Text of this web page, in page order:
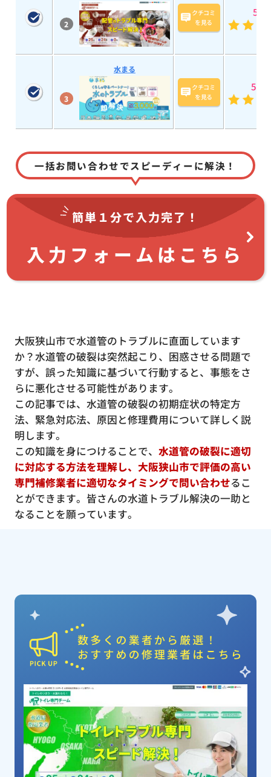
2
クチコミ
を見る
5
3
水まる
クチコミ
を見る
5
一括お問い合わせでスピーディーに解決！
簡単１分で入力完了！
入力フォームはこちら
大阪狭山市で水道管のトラブルに直面しています
か？水道管の破裂は突然起こり、困惑させる問題で
すが、誤った知識に基づいて行動すると、事態をさ
らに悪化させる可能性があります。
この記事では、水道管の破裂の初期症状の特定方
法、緊急対応法、原因と修理費用について詳しく説
明します。
この知識を身につけることで、 水道管の破裂に適切
に対応する方法を理解し、大阪狭山市で評価の高い
専門補修業者に適切なタイミングで問い合わせるこ
とができます。皆さんの水道トラブル解決の一助と
なることを願っています。
ピックアップ業者